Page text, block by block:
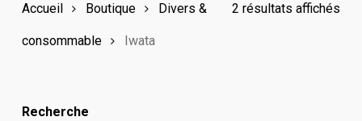
2 résultats affichés
Accueil Boutique Divers &
consommable Iwata
Recherche